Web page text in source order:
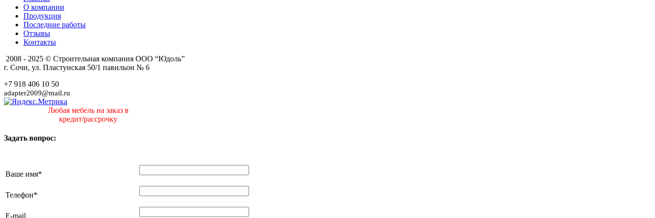
О компании
Продукция
Последние работы
Отзывы
Контакты
2008 - 2025 © Строительная компания ООО “Юдоль”
г. Сочи, ул. Пластунская 50/1 павильон № 6
+7 918 406 10 50
adapter2009@mail.ru
Любая мебель на заказ в
кредит/рассрочку
Задать вопрос:
Ваше имя*
Телефон*
E-mail